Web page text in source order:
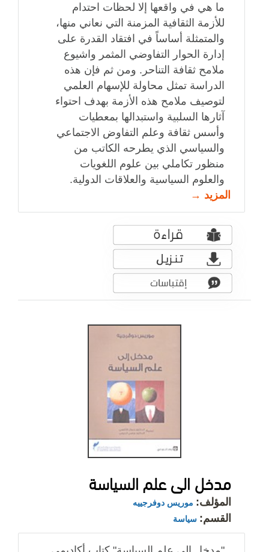
ما هي في واقعها إلا لحظات احتدام
للأزمة الثقافية المزمنة التي نعاني منها،
والمتمثلة أساساً في افتقاد القدرة على
إدارة الحوار التفاوضي المثمر واشيوع
ملامح ثقافة التناحر. ومن ثم فإن هذه
الدراسة تمثل محاولة للإسهام العلمي
لتوصيف ملامح هذه الأزمة بهدف احتواء
آثارها السلبية واستبدالها بمعطيات
وأسس ثقافة وعلم التفاوض الاجتماعي
والسياسي الذي يطرحه الكاتب من
منظور تكاملي بين علوم اللغويات
والعلوم السياسية والعلاقات الدولية.
المزيد →
مدخل الى علم السياسة
المؤلف: موريس دوفرجييه
القسم: سياسة